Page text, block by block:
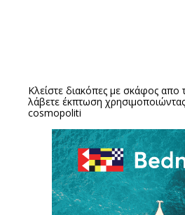
Κλείστε διακόπες με σκάφος απο
λάβετε έκπτωση
cosmopoliti